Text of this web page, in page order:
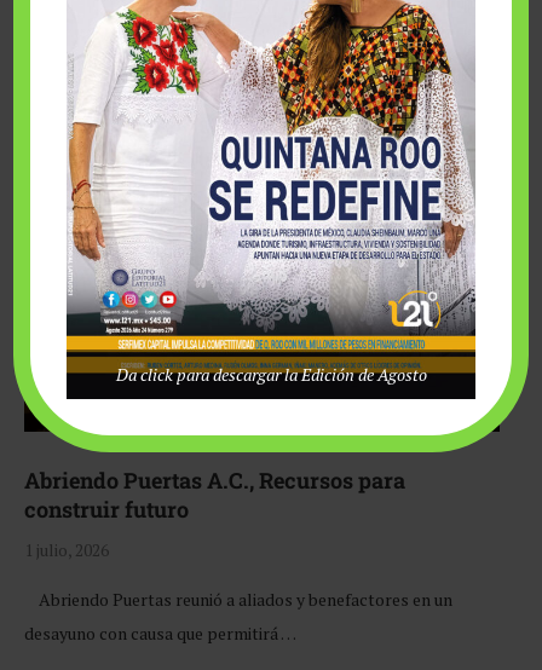
Fairmont Mayakoba y Make-A-Wish México unieron
esfuerzos para hacer realidad el deseo de una …
Abriendo Puertas A.C., Recursos para
construir futuro
1 julio, 2026
Abriendo Puertas reunió a aliados y benefactores en un
desayuno con causa que permitirá …
Da click para descargar la Edición de Agosto